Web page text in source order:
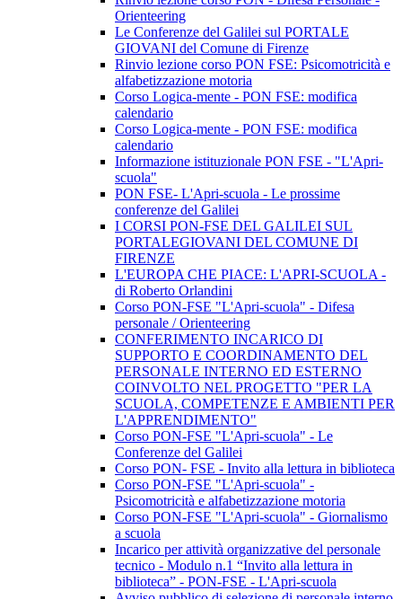
Orienteering
Le Conferenze del Galilei sul PORTALE
GIOVANI del Comune di Firenze
Rinvio lezione corso PON FSE: Psicomotricità e
alfabetizzazione motoria
Corso Logica-mente - PON FSE: modifica
calendario
Corso Logica-mente - PON FSE: modifica
calendario
Informazione istituzionale PON FSE - "L'Apri-
scuola"
PON FSE- L'Apri-scuola - Le prossime
conferenze del Galilei
I CORSI PON-FSE DEL GALILEI SUL
PORTALEGIOVANI DEL COMUNE DI
FIRENZE
L'EUROPA CHE PIACE: L'APRI-SCUOLA -
di Roberto Orlandini
Corso PON-FSE "L'Apri-scuola" - Difesa
personale / Orienteering
CONFERIMENTO INCARICO DI
SUPPORTO E COORDINAMENTO DEL
PERSONALE INTERNO ED ESTERNO
COINVOLTO NEL PROGETTO "PER LA
SCUOLA, COMPETENZE E AMBIENTI PER
L'APPRENDIMENTO"
Corso PON-FSE "L'Apri-scuola" - Le
Conferenze del Galilei
Corso PON- FSE - Invito alla lettura in biblioteca
Corso PON-FSE "L'Apri-scuola" -
Psicomotricità e alfabetizzazione motoria
Corso PON-FSE "L'Apri-scuola" - Giornalismo
a scuola
Incarico per attività organizzative del personale
tecnico - Modulo n.1 “Invito alla lettura in
biblioteca” - PON-FSE - L'Apri-scuola